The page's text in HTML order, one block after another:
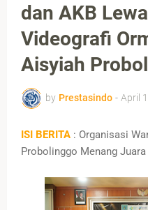
dan AKB
Videografi
Aisyiah
by Prestasindo - April
ISI BERITA : Organisasi
Probolinggo Menang Juara